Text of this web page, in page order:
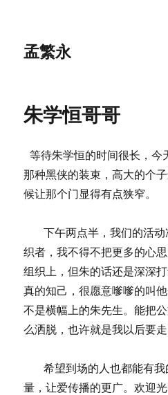
孟繁永
朱学恒哥哥
等待朱学恒的时间很长，今
那种黑侠的装束，高大的个
候让那个门显得有点狭窄。
下午两点半，我们的活动
织者，我不得不把更多的心
组织上，但朱的话还是深深
真的知己，很愿意嗲嗲的叫
不是横幅上的朱先生。能把
么洒脱，也许就是我以后要走
希望到场的人也都能有我
量，让爱传播的更广。欢迎